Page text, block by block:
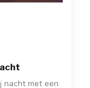
nacht met een